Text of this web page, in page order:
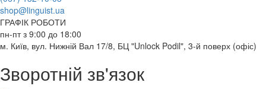
shop@linguist.ua
ГРАФІК РОБОТИ
пн-пт з 9:00 до 18:00
м. Київ, вул. Нижній Вал 17/8, БЦ "Unlock Podil", 3-й поверх (офіс)
Зворотній зв'язок